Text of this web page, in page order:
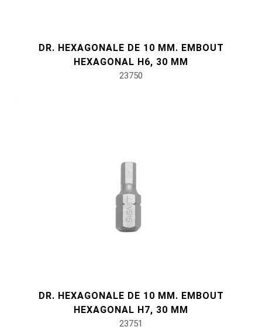
DR. HEXAGONALE DE 10 MM. EMBOUT
HEXAGONAL H6, 30 MM
23750
DR. HEXAGONALE DE 10 MM. EMBOUT
HEXAGONAL H7, 30 MM
23751